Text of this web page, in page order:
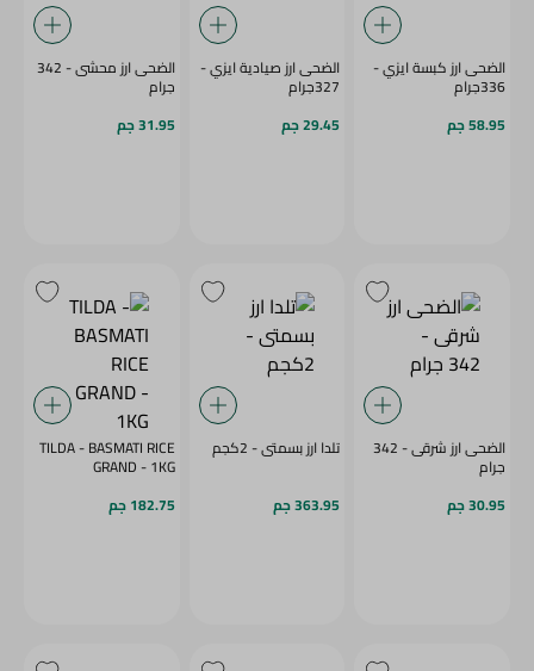
الضحى ارز كبسة ايزي -
336جرام
58.95 جم
الضحى ارز صيادية ايزي -
327جرام
29.45 جم
الضحى ارز محشى - 342
جرام
31.95 جم
الضحى ارز شرقى - 342
جرام
30.95 جم
تلدا ارز بسمتى - 2كجم
363.95 جم
TILDA - BASMATI RICE
GRAND - 1KG
182.75 جم